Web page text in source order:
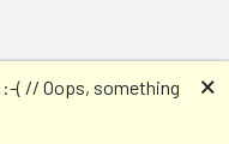
( // Oops, something
🗙